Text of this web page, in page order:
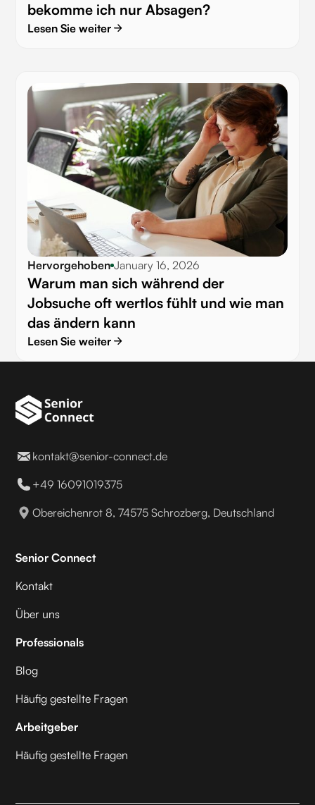
bekomme ich nur Absagen?
Lesen Sie weiter
Hervorgehoben January 16, 2026
Warum man sich während der
Jobsuche oft wertlos fühlt und wie man
das ändern kann
Lesen Sie weiter
kontakt@senior-connect.de
+49 16091019375
Obereichenrot 8, 74575 Schrozberg, Deutschland
Senior Connect
Kontakt
Über uns
Professionals
Blog
Häufig gestellte Fragen
Arbeitgeber
Häufig gestellte Fragen